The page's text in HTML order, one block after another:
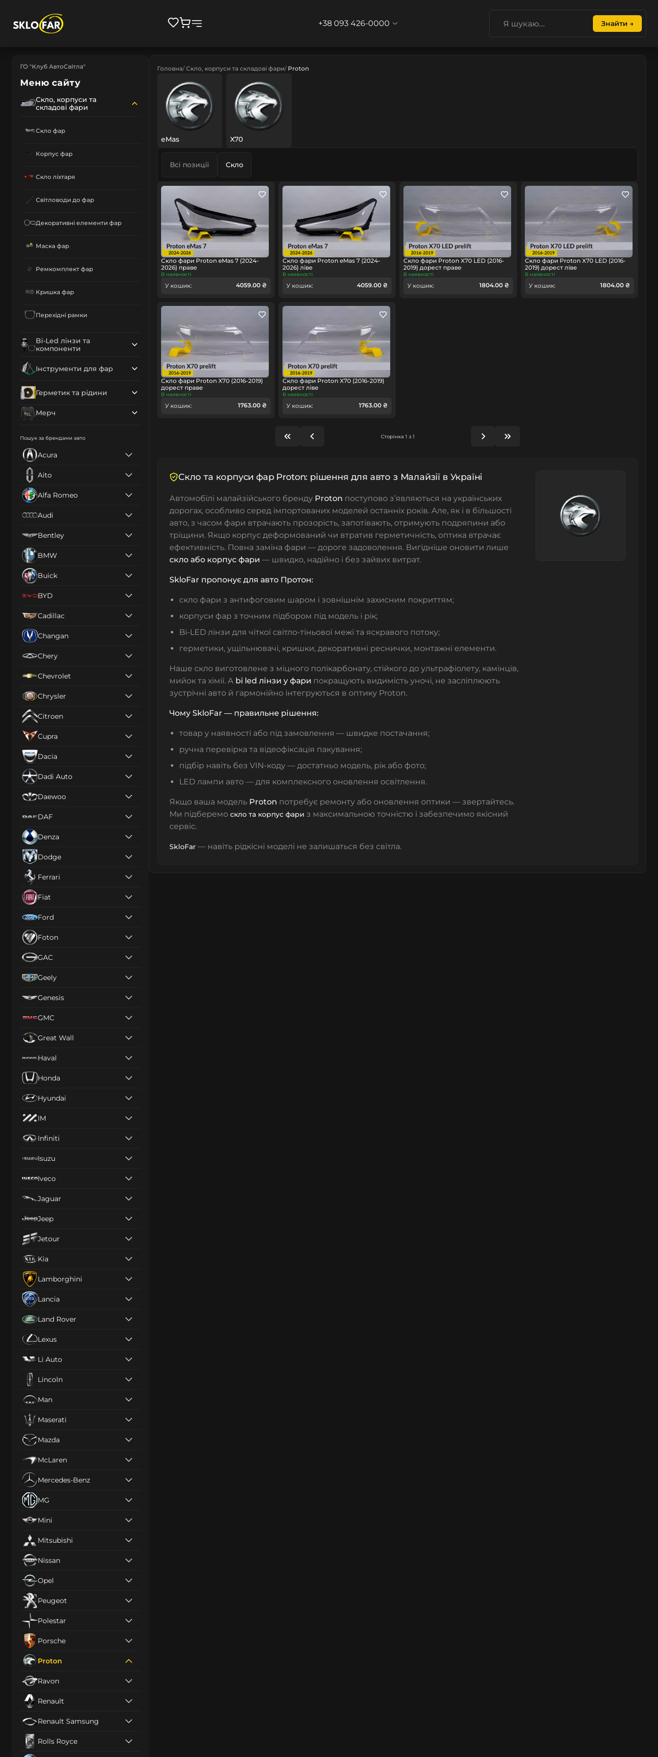
+38 093 426-0000 Знайти →
ГО "Клуб АвтоСвітла"
Меню сайту
Скло, корпуси та
складові фари
Скло фар
Корпус фар
Скло ліхтаря
Світловоди до фар
Декоративні елементи фар
Маска фар
Ремкомплект фар
Кришка фар
Перехідні рамки
Bi-Led лінзи та
компоненти
Інструменти для фар
Герметик та рідини
Мерч
Пошук за брендами авто
Acura
Aito
Alfa Romeo
Audi
Bentley
BMW
Buick
BYD
Cadillac
Changan
Chery
Chevrolet
Chrysler
Citroen
Cupra
Dacia
Dadi Auto
Daewoo
DAF
Denza
Dodge
Ferrari
Fiat
Ford
Foton
GAC
Geely
Genesis
GMC
Great Wall
Haval
Honda
Hyundai
IM
Infiniti
Isuzu
Iveco
Jaguar
Jeep
Jetour
Kia
Lamborghini
Lancia
Land Rover
Lexus
Li Auto
Lincoln
Man
Maserati
Mazda
McLaren
Mercedes-Benz
MG
Mini
Mitsubishi
Nissan
Opel
Peugeot
Polestar
Porsche
Proton
Ravon
Renault
Renault Samsung
Rolls Royce
Головна Скло, корпуси та складові фари Proton
eMas X70
Всі позиції Скло
Скло фари Proton eMas 7 (2024-
2026) праве
В наявності
У кошик: 4059.00 ₴
Скло фари Proton eMas 7 (2024-
2026) ліве
В наявності
У кошик: 4059.00 ₴
Скло фари Proton X70 LED (2016-
2019) дорест праве
В наявності
У кошик: 1804.00 ₴
Скло фари Proton X70 LED (2016-
2019) дорест ліве
В наявності
У кошик: 1804.00 ₴
Скло фари Proton X70 (2016-2019)
дорест праве
В наявності
У кошик: 1763.00 ₴
Скло фари Proton X70 (2016-2019)
дорест ліве
В наявності
У кошик: 1763.00 ₴
Сторінка 1 з 1
Скло та корпуси фар Proton: рішення для авто з Малайзії в Україні
Автомобілі малайзійського бренду Proton поступово з’являються на українських
дорогах, особливо серед імпортованих моделей останніх років. Але, як і в більшості
авто, з часом фари втрачають прозорість, запотівають, отримують подряпини або
тріщини. Якщо корпус деформований чи втратив герметичність, оптика втрачає
ефективність. Повна заміна фари — дороге задоволення. Вигідніше оновити лише
скло або корпус фари — швидко, надійно і без зайвих витрат.
SkloFar пропонує для авто Протон:
скло фари з антифоговим шаром і зовнішнім захисним покриттям;
корпуси фар з точним підбором під модель і рік;
Bi-LED лінзи для чіткої світло-тіньової межі та яскравого потоку;
герметики, ущільнювачі, кришки, декоративні реснички, монтажні елементи.
Наше скло виготовлене з міцного полікарбонату, стійкого до ультрафіолету, камінців,
мийок та хімії. А bi led лінзи у фари покращують видимість уночі, не засліплюють
зустрічні авто й гармонійно інтегруються в оптику Proton.
Чому SkloFar — правильне рішення:
товар у наявності або під замовлення — швидке постачання;
ручна перевірка та відеофіксація пакування;
підбір навіть без VIN-коду — достатньо модель, рік або фото;
LED лампи авто — для комплексного оновлення освітлення.
Якщо ваша модель Proton потребує ремонту або оновлення оптики — звертайтесь.
Ми підберемо скло та корпус фари з максимальною точністю і забезпечимо якісний
сервіс.
SkloFar — навіть рідкісні моделі не залишаться без світла.